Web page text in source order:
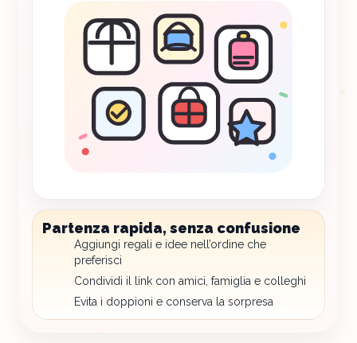
Partenza rapida, senza confusione
Aggiungi regali e idee nell’ordine che
preferisci
Condividi il link con amici, famiglia e colleghi
Evita i doppioni e conserva la sorpresa